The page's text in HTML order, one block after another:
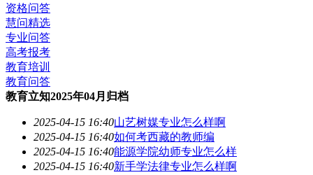
资格问答
慧问精选
专业问答
高考报考
教育培训
教育问答
教育立知2025年04月归档
2025-04-15 16:40山艺树媒专业怎么样啊
2025-04-15 16:40如何考西藏的教师编
2025-04-15 16:40能源学院幼师专业怎么样
2025-04-15 16:40新手学法律专业怎么样啊